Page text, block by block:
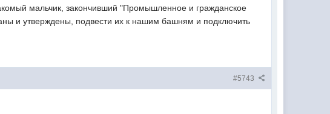
мальчик, закончивший "Промышленное и гражданское
и утверждены, подвести их к нашим башням и подключить
#5743